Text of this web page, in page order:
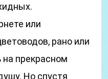
или
рано или
на прекрасном
Но спустя